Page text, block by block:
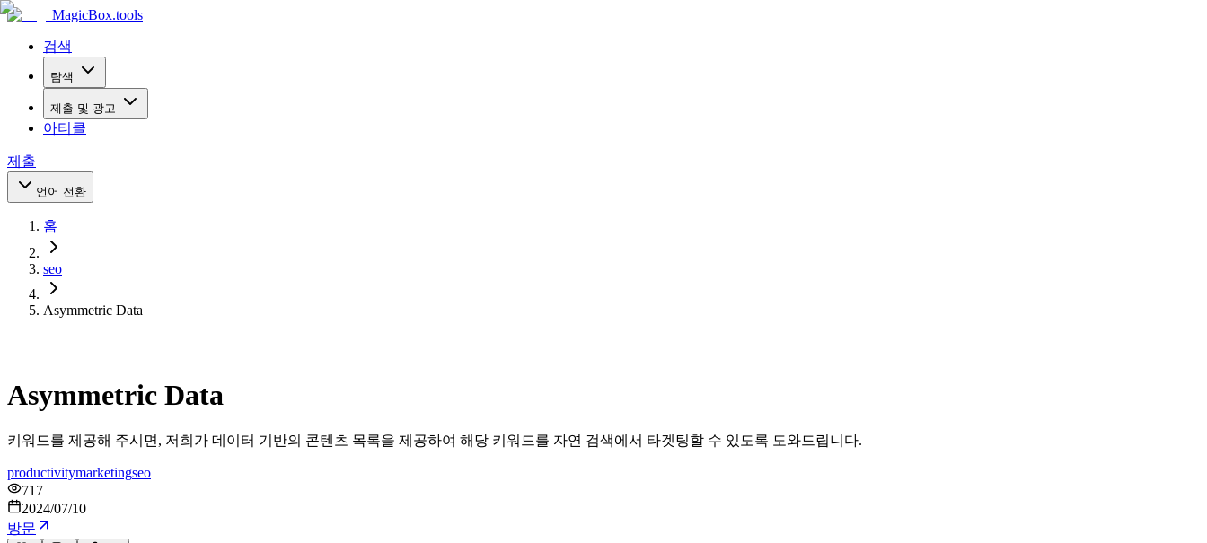
MagicBox.tools
검색
탐색
제출 및 광고
아티클
제출
언어 전환
홈
seo
Asymmetric Data
Asymmetric Data
키워드를 제공해 주시면, 저희가 데이터 기반의 콘텐츠 목록을 제공하여 해당 키워드를 자연 검색에서 타겟팅할 수 있도록 도와드립니다.
productivitymarketingseo
717
2024/07/10
방문